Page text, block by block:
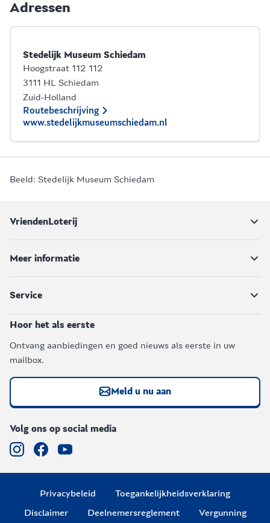
Adressen
Stedelijk Museum Schiedam
Hoogstraat 112 112
3111 HL Schiedam
Zuid-Holland
Routebeschrijving
www.stedelijkmuseumschiedam.nl
Beeld: Stedelijk Museum Schiedam
VriendenLoterij
Meer informatie
Service
Hoor het als eerste
Ontvang aanbiedingen en goed nieuws als eerste in uw
mailbox.
Meld u nu aan
Volg ons op social media
Privacybeleid
Toegankelijkheidsverklaring
Disclaimer
Deelnemersreglement Vergunning